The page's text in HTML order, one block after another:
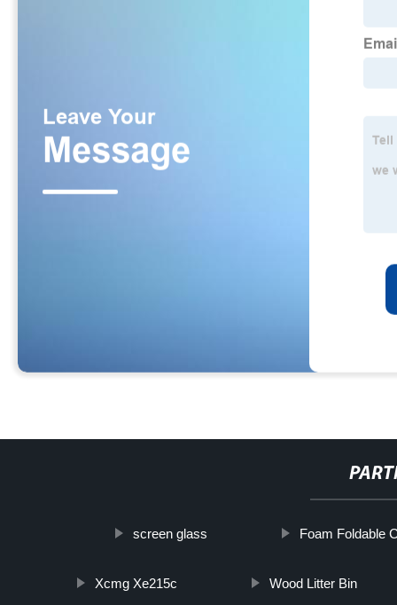
screen glass Foam Foldable
Xcmg Xe215c Wood Litter Bin